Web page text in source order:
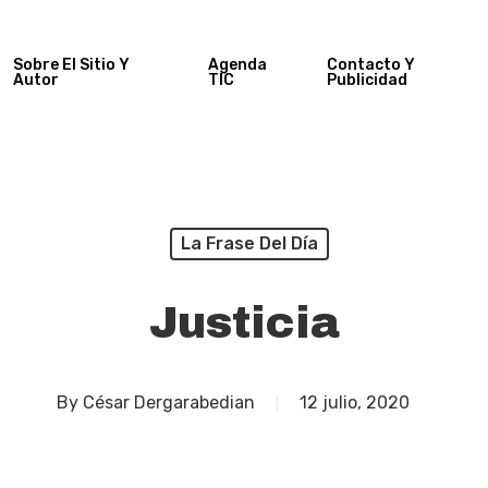
Sobre El Sitio Y
Autor
Agenda
TIC
Contacto Y
Publicidad
La Frase Del Día
Justicia
By César Dergarabedian 12 julio, 2020